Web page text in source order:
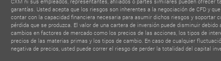
garantías. Usted acepta que los riesgos son inherentes a la negociación de CFD y
contar con la capacidad financiera necesaria para asumir dichos riesgos y soportar
pérdida que se produzca. El valor de una cartera de inversión puede disminuir debido
cambios en factores de mercado como los precios de las acciones, los tipos de
precios de las materias primas y los tipos de cambio. En caso de cualquier
negativa de precios, usted puede correr el riesgo de perder la totalidad del capital